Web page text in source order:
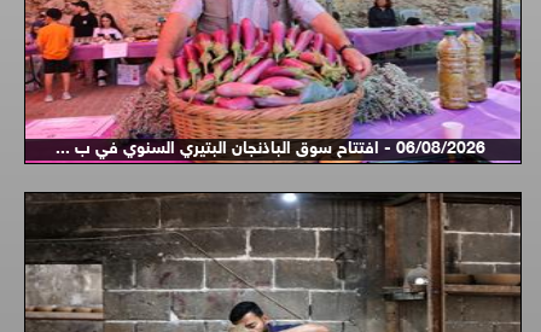
06/08/2026 - افتتاح سوق الباذنجان البتيري السنوي في ب ...